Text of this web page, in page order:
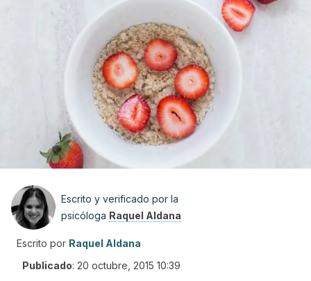
Escrito y verificado por la
psicóloga Raquel Aldana
Escrito por Raquel Aldana
Publicado: 20 octubre, 2015 10:39